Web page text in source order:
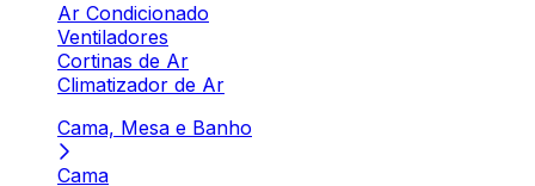
Ar Condicionado
Ventiladores
Cortinas de Ar
Climatizador de Ar
Cama, Mesa e Banho
Cama